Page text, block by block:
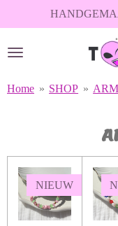
direct
naar
hoofdinhoud
Home » SHOP »
NIEUW